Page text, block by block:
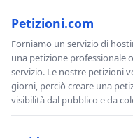
Petizioni.com
Forniamo un servizio di
una petizione professionale
servizio. Le nostre petizioni
giorni, perciò creare una
visibilità dal pubblico e da